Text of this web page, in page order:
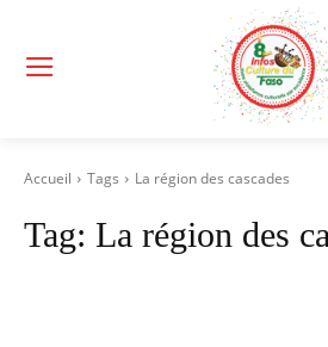
Accueil Tags La région des cascades
Tag: La région des